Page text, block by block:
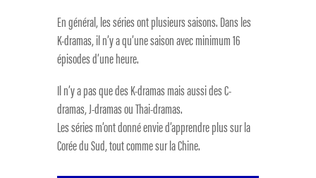
En général, les séries ont plusieurs saisons. Dans les
K-dramas, il n’y a qu’une saison avec minimum 16
épisodes d’une heure.
Il n’y a pas que des K-dramas mais aussi des C-
dramas, J-dramas ou Thai-dramas.
Les séries m’ont donné envie d’apprendre plus sur la
Corée du Sud, tout comme sur la Chine.